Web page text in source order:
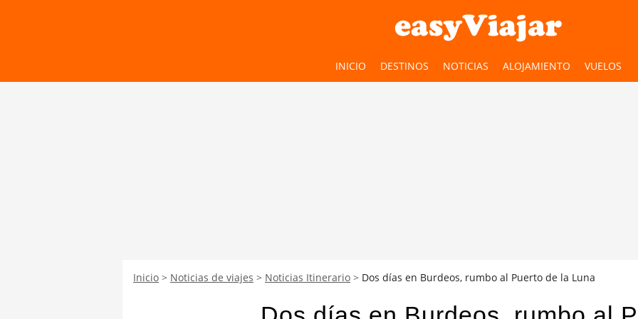
INICIO DESTINOS NOTICIAS ALOJAMIENTO VUELOS
Inicio Noticias de viajes Noticias Itinerario Dos días en Burdeos, rumbo al Puerto de la Luna